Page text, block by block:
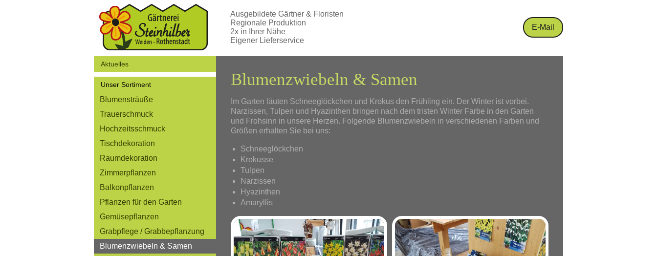
E-Mail
Ausgebildete Gärtner & Floristen
Regionale Produktion
2x in Ihrer Nähe
Eigener Lieferservice
Aktuelles
Unser Sortiment
Blumensträuße
Trauerschmuck
Hochzeitsschmuck
Tischdekoration
Raumdekoration
Zimmerpflanzen
Balkonpflanzen
Pflanzen für den Garten
Gemüsepflanzen
Grabpflege / Grabbepflanzung
Blumenzwiebeln & Samen
Blumenzwiebeln & Samen
Im Garten läuten Schneeglöckchen und Krokus den Frühling ein. Der Winter ist vorbei.
Narzissen, Tulpen und Hyazinthen bringen nach dem tristen Winter Farbe in den Garten
und Frohsinn in unsere Herzen. Folgende Blumenzwiebeln in verschiedenen Farben und
Größen erhalten Sie bei uns:
Schneeglöckchen
Krokusse
Tulpen
Narzissen
Hyazinthen
Amaryllis